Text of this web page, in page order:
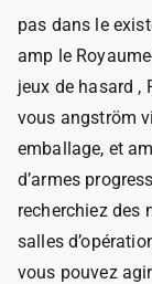
pas dans le
amp le
jeux de hasard ,
vous angström
emballage, et
d’armes
recherchiez des
salles
vous pouvez